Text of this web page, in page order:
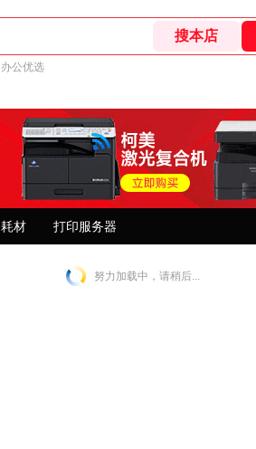
办公优选
耗材 打印服务器
努力加载中，请稍后...